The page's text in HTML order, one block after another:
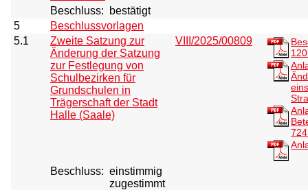
Beschluss:
bestätigt
5
Beschlussvorlagen
5.1
Zweite Satzung zur
Änderung der Satzung
zur Festlegung von
Schulbezirken für
Grundschulen in
Trägerschaft der Stadt
Halle (Saale)
VIII/2025/00809
Beschluss: einstimmig
zugestimmt